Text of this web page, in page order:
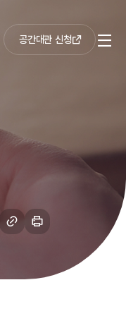
공간대관 신청
뉴
링
인